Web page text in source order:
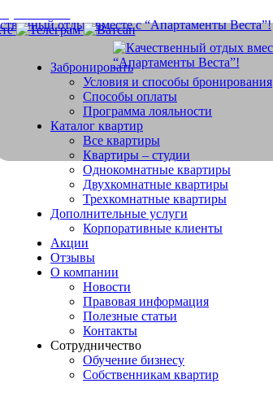
Забронировать
Условия и способы бронирования
Способы оплаты
Программа лояльности
Каталог квартир
Все квартиры
Квартиры – студии
Однокомнатные квартиры
Двухкомнатные квартиры
Трехкомнатные квартиры
Дополнительные услуги
Корпоративные клиенты
Акции
Отзывы
О компании
Новости
Правовая информация
Полезные статьи
Контакты
Сотрудничество
Обучение бизнесу
Собственникам квартир